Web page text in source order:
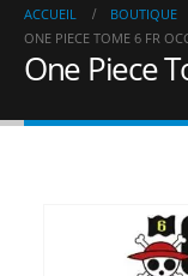
ACCUEIL BOUTIQUE
ONE PIECE TOME 6 FR
One Piece